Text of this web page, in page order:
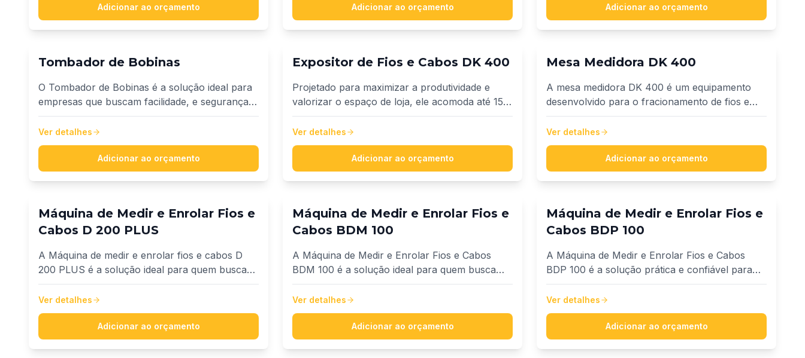
um acabamento de alta qualidade, padronização
dimensional e maior proteção ao produto.
Adicionar ao orçamento Adicionar ao orçamento
até 2300 mm de diâmetro.
Adicionar ao orçamento
Tombador de Bobinas
O Tombador de Bobinas é a solução ideal para
empresas que buscam facilidade, e segurança
na manuseio de bobinas. Projetado com
tecnologia de ponta, ele se destaca pela
capacidade de carga alta, de 4000kg,
garantindo eficiência e qualidade em cada
operação.
Ver detalhes
Adicionar ao orçamento
Expositor de Fios e Cabos DK 400
Projetado para maximizar a produtividade e
valorizar o espaço de loja, ele acomoda até 15
carretéis de até 380 mm de diâmetro nominal e
40 kg por posição, totalizando 600 kg de
capacidade.
Ver detalhes
Adicionar ao orçamento
Mesa Medidora DK 400
A mesa medidora DK 400 é um equipamento
desenvolvido para o fracionamento de fios e
cabos, com garantia de precisão homologada
pelo INMETRO. Ele realiza medições em cabos
de 1,5 a 16mm², trazendo mais confiabilidade e
profissionalismo para o atendimento.
Ver detalhes
Adicionar ao orçamento
Máquina de Medir e Enrolar Fios e
Cabos D 200 PLUS
A Máquina de medir e enrolar fios e cabos D
200 PLUS é a solução ideal para quem busca
agilidade, precisão e versatilidade no
fracionamento de fios e cabos com seções de
1,5 mm² a 95 mm².
Ver detalhes
Adicionar ao orçamento
Máquina de Medir e Enrolar Fios e
Cabos BDM 100
A Máquina de Medir e Enrolar Fios e Cabos
BDM 100 é a solução ideal para quem busca
precisão, praticidade e versatilidade no
fracionamento de fios e cabos. Projetada para
medir e enrolar com máxima eficiência, atende
diâmetros de 1,5 mm² a 10 mm².
Ver detalhes
Adicionar ao orçamento
Máquina de Medir e Enrolar Fios e
Cabos BDP 100
A Máquina de Medir e Enrolar Fios e Cabos
BDP 100 é a solução prática e confiável para
quem busca precisão, agilidade e versatilidade
na medição e fracionamento de fios e cabos.
Projetada para trabalhar com diâmetros de 1,5
mm² a 10 mm².
Ver detalhes
Adicionar ao orçamento